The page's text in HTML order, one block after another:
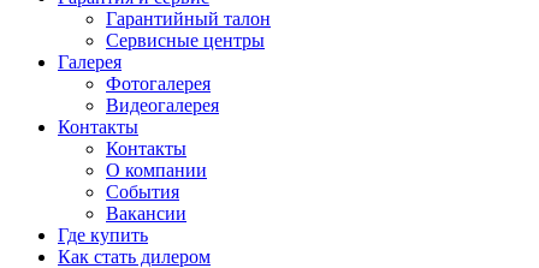
Гарантийный талон
Сервисные центры
Галерея
Фотогалерея
Видеогалерея
Контакты
Контакты
О компании
События
Вакансии
Где купить
Как стать дилером